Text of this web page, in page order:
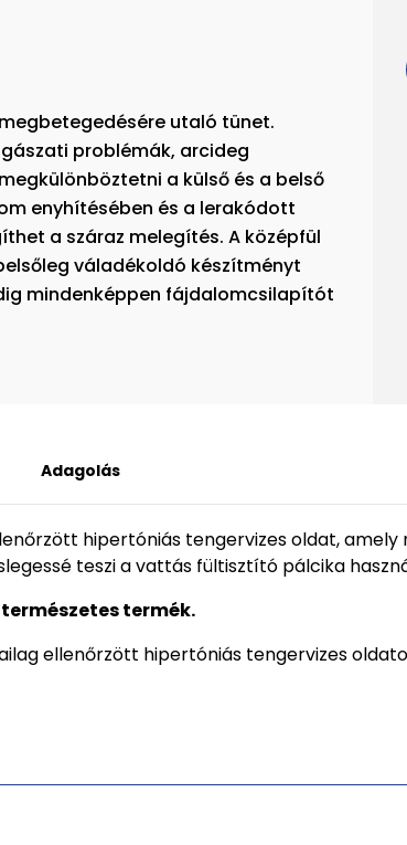
utaló tünet.
problémák, arcideg
a külső és a belső
enyhítésében és a lerakódott
a száraz melegítés. A középfül
váladékoldó készítményt
mindenképpen fájdalomcsilapítót
Adagolás
hipertóniás tengervizes oldat,
teszi a vattás fültisztító pálcika
természetes termék.
ellenőrzött hipertóniás tengervizes